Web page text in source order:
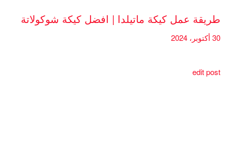
طريقة عمل كيكة ماتيلدا | افضل كيكة شوكولاتة
30 أكتوبر، 2024
edit post